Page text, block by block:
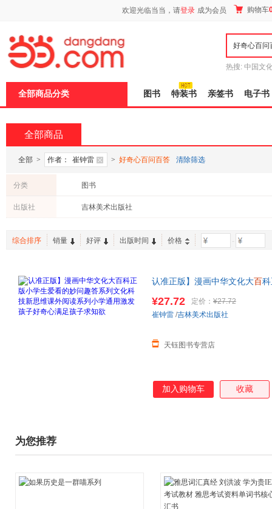
欢迎光临当当，请登录 成为会员 购物车
热搜: 中国文
全部商品分类 图书 特装书 亲签书 电子书
全部商品
全部 > 作者： 崔钟雷 > 好奇心百问百答 清除筛选
分类 图书
出版社 吉林美术出版社
综合排序 销量 好评 出版时间 价格 -
认准正版】漫画中华文化大百
¥27.72 定价： ¥27.72
天钰图书专营店
崔钟雷 /吉林美术出版社
加入购物车 收藏
为您推荐
页
加